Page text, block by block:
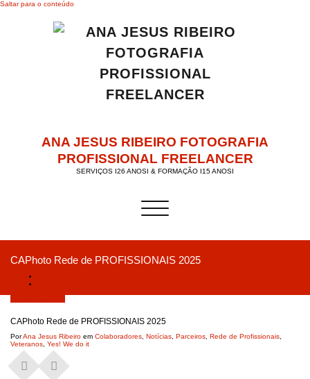
Saltar para o conteúdo
ANA JESUS RIBEIRO FOTOGRAFIA
PROFISSIONAL FREELANCER
SERVIÇOS I26 ANOSI & FORMAÇÃO I15 ANOSI
Alternar a navegação
CAPhoto Rede de PROFISSIONAIS 2025
CAPhoto Rede de PROFISSIONAIS 2025
PorAna Jesus Ribeiro em Colaboradores Notícias Parceiros Rede de Profissionais
Veteranos Yes! We do it